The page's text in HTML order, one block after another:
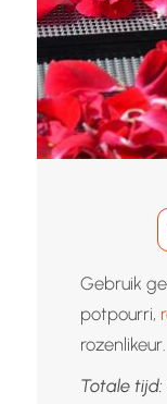
Gebruik
potpourri,
rozenlikeur.
Totale tijd: